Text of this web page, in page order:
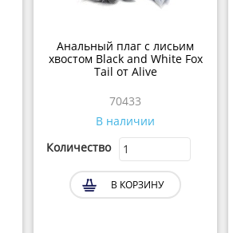
Анальный плаг с лисьим
хвостом Black and White Fox
Tail от Alive
70433
В наличии
Количество
В КОРЗИНУ